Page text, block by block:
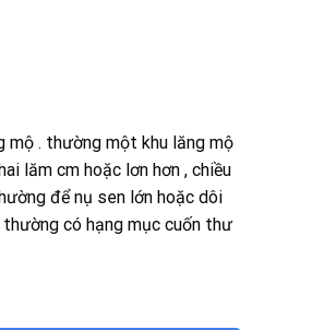
mộ . thường một khu lăng mộ
lăm cm hoặc lơn hơn , chiều
để nụ sen lớn hoặc dôi
có hạng mục cuốn thư